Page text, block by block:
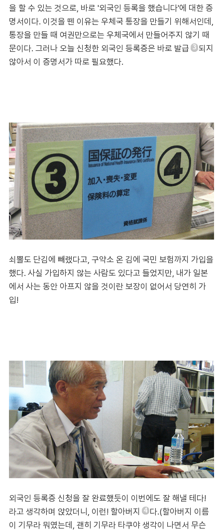
을 할 수 있는 것으로, 바로 '외국인 등록을 했습니다'에 대한 증
명서이다. 이것을 뗀 이유는 우체국 통장을 만들기 위해서인데,
통장을 만들 때 여권만으로는 우체국에서 만들어주지 않기 때
문이다. 그러나 오늘 신청한 외국인 등록증은 바로 발급 3 되지
않아서 이 증명서가 따로 필요했다.
쇠뿔도 단김에 빼랬다고, 구약소 온 김에 국민 보험까지 가입을
했다. 사실 가입하지 않는 사람도 있다고 들었지만, 내가 일본
에서 사는 동안 아프지 않을 것이란 보장이 없어서 당연히 가
입!
외국인 등록증 신청을 잘 완료했듯이 이번에도 잘 해낼 테다!
라고 생각하며 앉았더니, 이런! 할아버지
4 다.(할아버지 이름
이 기무라 뭐였는데, 괜히 기무라 타쿠야 생각이 나면서 무슨